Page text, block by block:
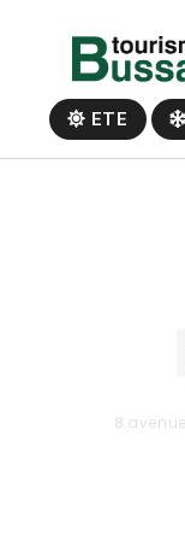
ETE
8
Panneau de